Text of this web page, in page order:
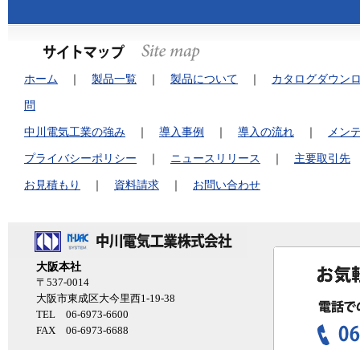
ホーム ｜ 製品一覧 ｜ 製品について ｜ カタログダウン
問
中川電気工業の強み ｜ 導入事例 ｜ 導入の流れ ｜ メン
プライバシーポリシー ｜ ニュースリリース ｜ 主要取引先
お見積もり ｜ 資料請求 ｜ お問い合わせ
大阪本社
〒537-0014
大阪市東成区大今里西1-19-38
TEL 06-6973-6600
FAX 06-6973-6688